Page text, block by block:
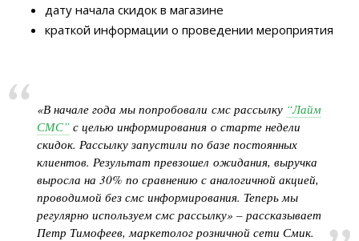
дату начала скидок в магазине
краткой информации о проведении мероприятия
«В начале года мы попробовали смс рассылку “Лайм
СМС” с целью информирования о старте недели
скидок. Рассылку запустили по базе постоянных
клиентов. Результат превзошел ожидания, выручка
выросла на 30% по сравнению с аналогичной акцией,
проводимой без смс информирования. Теперь мы
регулярно используем смс рассылку» – рассказывает
Петр Тимофеев, маркетолог розничной сети Смик.